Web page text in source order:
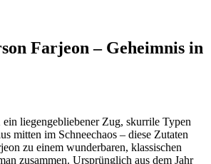
Farjeon – Geheimnis in
ein liegengebliebener Zug, skurrile Typen
mitten im Schneechaos – diese Zutaten
zu einem wunderbaren, klassischen
zusammen. Ursprünglich aus dem Jahr